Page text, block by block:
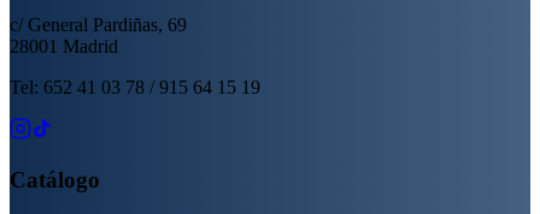
c/ General Pardiñas, 69
28001 Madrid
Tel: 652 41 03 78 / 915 64 15 19
Catálogo